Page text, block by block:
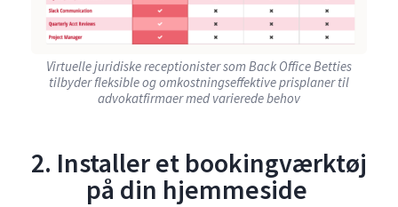
Virtuelle juridiske receptionister som Back Office Betties
tilbyder fleksible og omkostningseffektive prisplaner til
advokatfirmaer med varierede behov
2. Installer et bookingværktøj
på din hjemmeside